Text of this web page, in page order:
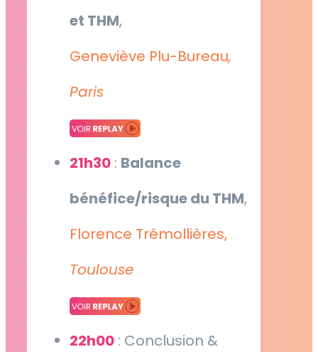
et THM,
Geneviève Plu-Bureau,
Paris
21h30 : Balance
bénéfice/risque du THM,
Florence Trémollières,
Toulouse
22h00 : Conclusion &